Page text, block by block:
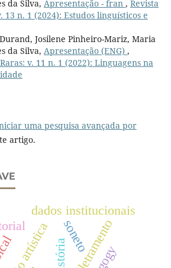
da Silva, Apresentação - fran , Revista
13 n. 1 (2024): Estudos linguísticos e
Josilene Pinheiro-Mariz, Maria
da Silva, Apresentação (ENG) ,
v. 11 n. 1 (2022): Linguagens na
uma pesquisa avançada por
artigo.
história
dados institucionais
biletramento
soneto